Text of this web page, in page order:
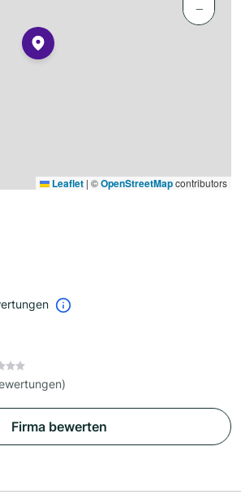
−
Leaflet | ©OpenStreetMapcontributors
Firma bewerten